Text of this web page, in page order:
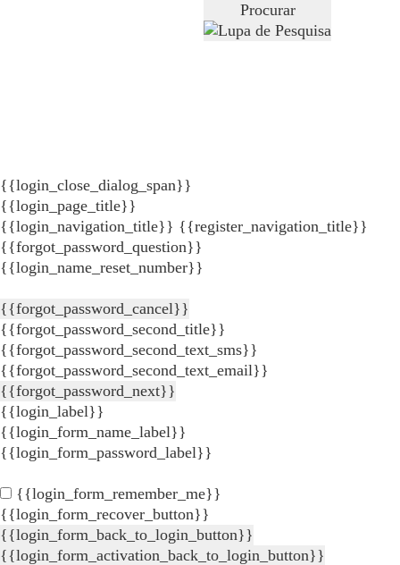
Procurar
{{login_close_dialog_span}}
{{login_page_title}}
{{login_navigation_title}} {{register_navigation_title}}
{{forgot_password_question}}
{{login_name_reset_number}}
{{forgot_password_cancel}}
{{forgot_password_second_title}}
{{forgot_password_second_text_sms}}
{{forgot_password_second_text_email}}
{{forgot_password_next}}
{{login_label}}
{{login_form_name_label}}
{{login_form_password_label}}
{{login_form_remember_me}}
{{login_form_recover_button}}
{{login_form_back_to_login_button}}
{{login_form_activation_back_to_login_button}}